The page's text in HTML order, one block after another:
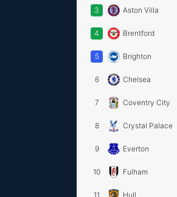
3 Aston Villa
4 Brentford
5 Brighton
6 Chelsea
7 Coventry City
8 Crystal Palace
9 Everton
10 Fulham
11 Hull